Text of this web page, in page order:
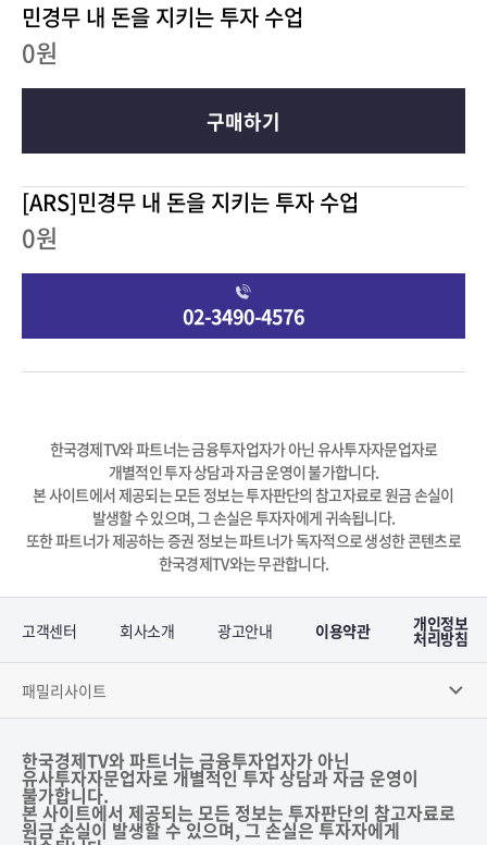
민경무 내 돈을 지키는 투자 수업
0원
구매하기
[ARS]민경무 내 돈을 지키는 투자 수업
0원
02-3490-4576
한국경제TV와 파트너는 금융투자업자가 아닌 유사투자자문업자로
개별적인 투자 상담과 자금 운영이 불가합니다.
본 사이트에서 제공되는 모든 정보는 투자판단의 참고자료로 원금 손실이
발생할 수 있으며, 그 손실은 투자자에게 귀속됩니다.
또한 파트너가 제공하는 증권 정보는 파트너가 독자적으로 생성한 콘텐츠로
한국경제TV와는 무관합니다.
고객센터 회사소개 광고안내 이용약관 개인정보
처리방침
패밀리사이트
한국경제TV와 파트너는 금융투자업자가 아닌
유사투자자문업자로 개별적인 투자 상담과 자금 운영이
불가합니다.
본 사이트에서 제공되는 모든 정보는 투자판단의 참고자료로
원금 손실이 발생할 수 있으며, 그 손실은 투자자에게